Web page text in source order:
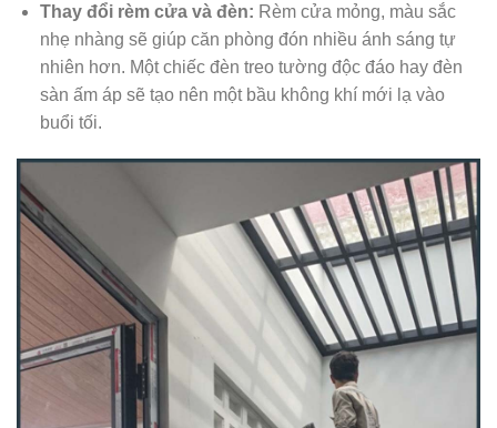
Thay đổi rèm cửa và đèn: Rèm cửa mỏng, màu sắc
nhẹ nhàng sẽ giúp căn phòng đón nhiều ánh sáng tự
nhiên hơn. Một chiếc đèn treo tường độc đáo hay đèn
sàn ấm áp sẽ tạo nên một bầu không khí mới lạ vào
buổi tối.